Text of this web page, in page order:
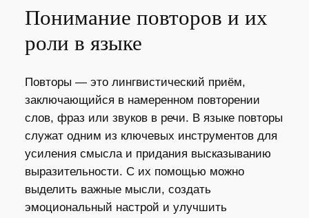
Понимание повторов и их
роли в языке
Повторы — это лингвистический приём,
заключающийся в намеренном повторении
слов, фраз или звуков в речи. В языке повторы
служат одним из ключевых инструментов для
усиления смысла и придания высказыванию
выразительности. С их помощью можно
выделить важные мысли, создать
эмоциональный настрой и улучшить